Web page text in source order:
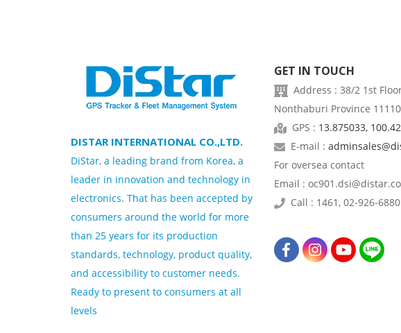
DISTAR INTERNATIONAL CO.,LTD.
DiStar, a leading brand from Korea, a
leader in innovation and technology in
electronics. That has been accepted by
consumers around the world for more
than 25 years for its production
standards, technology, product quality,
and accessibility to customer needs.
Ready to present to consumers at all
levels
GET IN TOUCH
Address : 38/2 1st
Nonthaburi Province 11110
GPS : 13.875033,
E-mail :
For oversea contact
Email :
Call : 1461, 02-926-